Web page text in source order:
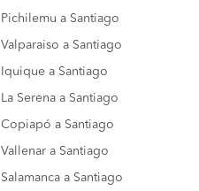
Pichilemu a Santiago
Valparaiso a Santiago
Iquique a Santiago
La Serena a Santiago
Copiapó a Santiago
Vallenar a Santiago
Salamanca a Santiago